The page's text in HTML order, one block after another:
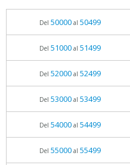
Del 50000al 50499
Del 51000al 51499
Del 52000al 52499
Del 53000al 53499
Del 54000al 54499
Del 55000al 55499